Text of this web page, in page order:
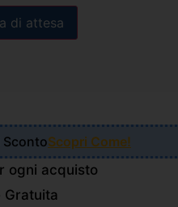
ScontoScopri Come!
ogni acquisto
Gratuita